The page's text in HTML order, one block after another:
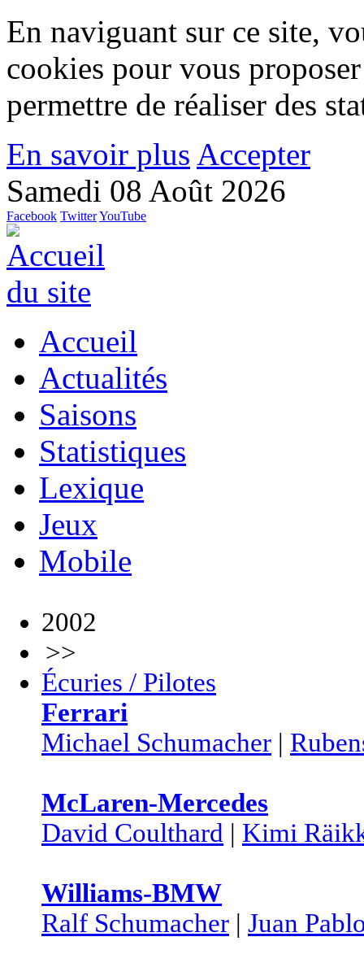
En naviguant sur ce site,
cookies pour vous
permettre de réaliser des
En savoir plus Accepter
Samedi 08 Août 2026
Facebook TwitterYouTube
Accueil
Actualités
Saisons
Statistiques
Lexique
Jeux
Mobile
2002
>>
Écuries / Pilotes
Ferrari
Michael Schumacher |
McLaren-Mercedes
David Coulthard | Kimi
Williams-BMW
Ralf Schumacher | Juan